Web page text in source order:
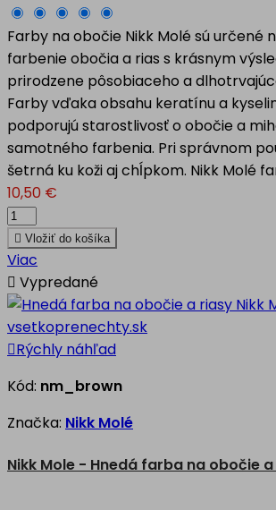
Farby na obočie Nikk Molé sú určené
farbenie obočia a rias s krásnym
prirodzene pôsobiaceho a
Farby vďaka obsahu keratínu a
podporujú starostlivosť o obočie a
samotného farbenia. Pri správnom
šetrná ku koži aj chĺpkom. Nikk Molé
10,50 €
 Vložiť do košíka
Viac
 Vypredané
Rýchly náhľad
Kód: nm_brown
Značka: Nikk Molé
Nikk Mole - Hnedá farba na obočie